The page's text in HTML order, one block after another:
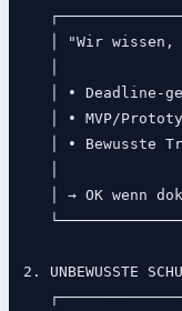
│ "Wir wissen,
│ • Deadline-
│ • MVP/
│ • Bewusste
│ → OK wenn
2. UNBEWUSSTE